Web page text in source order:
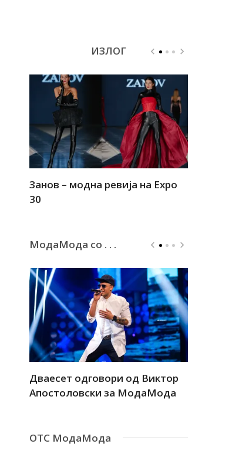
ИЗЛОГ
Занов – модна ревија на Expo
30
МодаМода со . . .
Дваесет одговори од Виктор
Апостоловски за МодаМода
ОТС МодаМода